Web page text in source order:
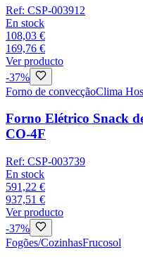
Ref: CSP-003912
En stock
108,03 €
169,76 €
Ver producto
-37%
Forno de convecçãoClima
Forno Elétrico Snack
CO-4F
Ref: CSP-003739
En stock
591,22 €
937,51 €
Ver producto
-37%
Fogões/CozinhasFrucosol